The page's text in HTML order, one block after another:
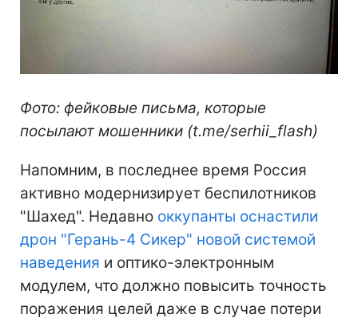
Фото: фейковые письма, которые
посылают мошенники (t.me/serhii_flash)
Напомним, в последнее время Россия
активно модернизирует беспилотников
"Шахед". Недавно оккупанты оснастили
дрон "Герань-4 Сикер" новой системой
наведения и оптико-электронным
модулем, что должно повысить точность
поражения целей даже в случае потери